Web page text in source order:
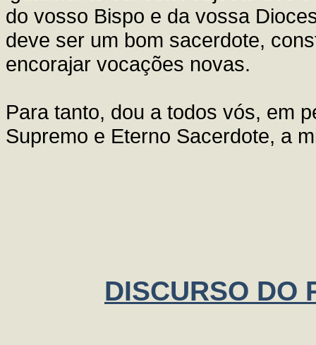
do vosso Bispo e da vossa
deve ser um bom sacerdote,
encorajar vocações novas.
Para tanto, dou a todos vós, em
Supremo e Eterno Sacerdote, a
DISCURSO DO